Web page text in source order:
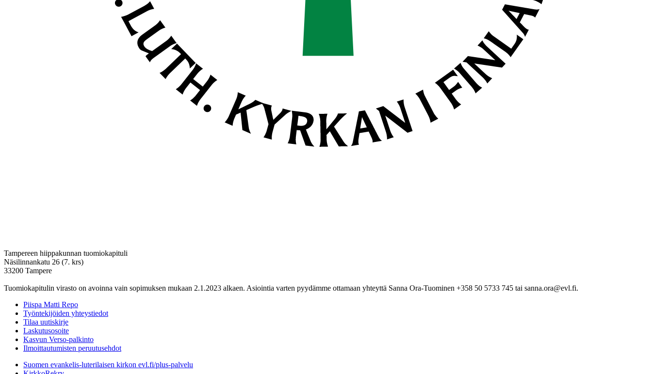
Tampereen hiippakunnan tuomiokapituli
Näsilinnankatu 26 (7. krs)
33200 Tampere
Tuomiokapitulin virasto on avoinna vain sopimuksen mukaan 2.1.2023 alkaen. Asiointia varten pyydämme ottamaan yhteyttä Sanna Ora-Tuominen +358 50 5733 745 tai sanna.ora@evl.fi.
Piispa Matti Repo
Työntekijöiden yhteystiedot
Tilaa uutiskirje
Laskutusosoite
Kasvun Verso-palkinto
Ilmoittautumisten peruutusehdot
Suomen evankelis-luterilaisen kirkon evl.fi/plus-palvelu